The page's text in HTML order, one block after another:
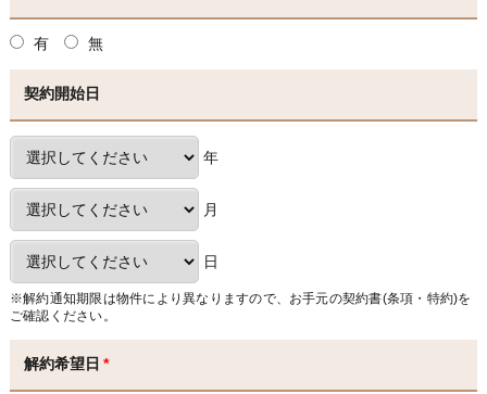
有 無
契約開始日
年
月
日
※解約通知期限は物件により異なりますので、お手元の契約書(条項・特約)を
ご確認ください。
解約希望日 *